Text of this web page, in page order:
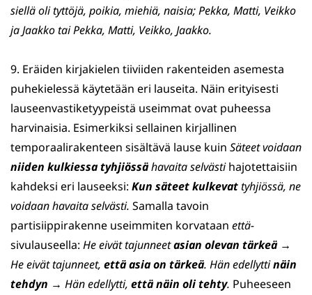
siellä oli tyttöjä, poikia, miehiä, naisia; Pekka, Matti, Veikko
ja Jaakko tai Pekka, Matti, Veikko, Jaakko.
9. Eräiden kirjakielen tiiviiden rakenteiden asemesta
puhekielessä käytetään eri lauseita. Näin erityisesti
lauseenvastiketyypeistä useimmat ovat puheessa
harvinaisia. Esimerkiksi sellainen kirjallinen
temporaalirakenteen sisältävä lause kuin Säteet voidaan
niiden kulkiessatyhjiössähavaita selvästihajotettaisiin
kahdeksi eri lauseeksi: Kun säteet kulkevattyhjiössä, ne
voidaan havaita selvästi. Samalla tavoin
partisiippirakenne useimmiten korvataan että-
sivulauseella: He eivät tajunneetasian olevan tärkeä→
He eivät tajunneet, että asia on tärkeä. Hän edellyttinäin
tehdyn → Hän edellytti, että näin oli tehty. Puheeseen